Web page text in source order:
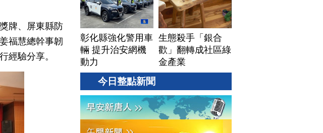
牌、屏東縣防
福慧總幹事韌
經驗分享。
彰化縣強化警用車
輛 提升治安網機
動力
生態殺手「銀合
歡」翻轉成社區綠
金產業
今日整點新聞